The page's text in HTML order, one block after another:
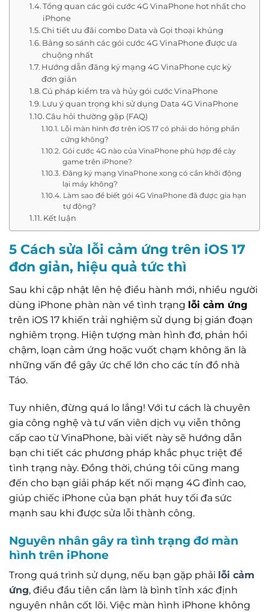
Tổng quan các gói cước 4G VinaPhone hot nhất cho
iPhone
Chi tiết ưu đãi combo Data và Gọi thoại khủng
Bảng so sánh các gói cước 4G VinaPhone được ưa
chuộng nhất
Hướng dẫn đăng ký mạng 4G VinaPhone cực kỳ
đơn giản
Cú pháp kiểm tra và hủy gói cước VinaPhone
Lưu ý quan trọng khi sử dụng Data 4G VinaPhone
Câu hỏi thường gặp (FAQ)
Lỗi màn hình đơ trên iOS 17 có phải do hỏng phần
cứng không?
Gói cước 4G nào của VinaPhone phù hợp để cày
game trên iPhone?
Đăng ký mạng VinaPhone xong có cần khởi động
lại máy không?
Làm sao để biết gói 4G VinaPhone đã được gia hạn
tự động?
Kết luận
5 Cách sửa lỗi cảm ứng trên iOS 17
đơn giản, hiệu quả tức thì
Sau khi cập nhật lên hệ điều hành mới, nhiều người
dùng iPhone phàn nàn về tình trạng lỗi cảm ứng
trên iOS 17 khiến trải nghiệm sử dụng bị gián đoạn
nghiêm trọng. Hiện tượng màn hình đơ, phản hồi
chậm, loạn cảm ứng hoặc vuốt chạm không ăn là
những vấn đề gây ức chế lớn cho các tín đồ nhà
Táo.
Tuy nhiên, đừng quá lo lắng! Với tư cách là chuyên
gia công nghệ và tư vấn viên dịch vụ viễn thông
cấp cao từ VinaPhone, bài viết này sẽ hướng dẫn
bạn chi tiết các phương pháp khắc phục triệt để
tình trạng này. Đồng thời, chúng tôi cũng mang
đến cho bạn giải pháp kết nối mạng 4G đỉnh cao,
giúp chiếc iPhone của bạn phát huy tối đa sức
mạnh sau khi được sửa lỗi thành công.
Nguyên nhân gây ra tình trạng đơ màn
hình trên iPhone
Trong quá trình sử dụng, nếu bạn gặp phải lỗi cảm
ứng, điều đầu tiên cần làm là bình tĩnh xác định
nguyên nhân cốt lõi. Việc màn hình iPhone không